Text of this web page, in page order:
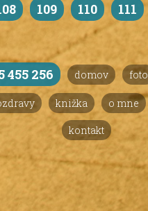
109 110 111
455 256 domov foto
knižka o mne
kontakt